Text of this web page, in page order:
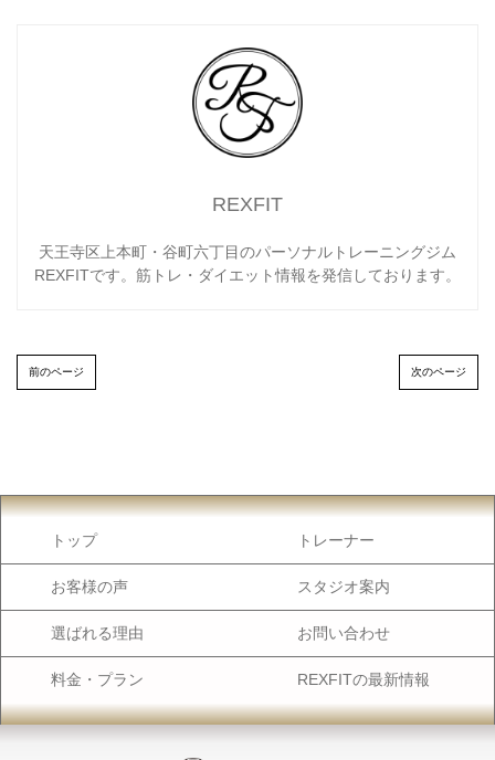
REXFIT
天王寺区上本町・谷町六丁目のパーソナルトレーニングジム
REXFITです。筋トレ・ダイエット情報を発信しております。
前のページ 次のページ
トップ トレーナー
お客様の声 スタジオ案内
選ばれる理由 お問い合わせ
料金・プラン REXFITの最新情報